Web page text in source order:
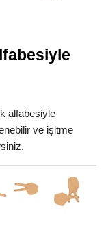
alfabesiyle
ve işitme